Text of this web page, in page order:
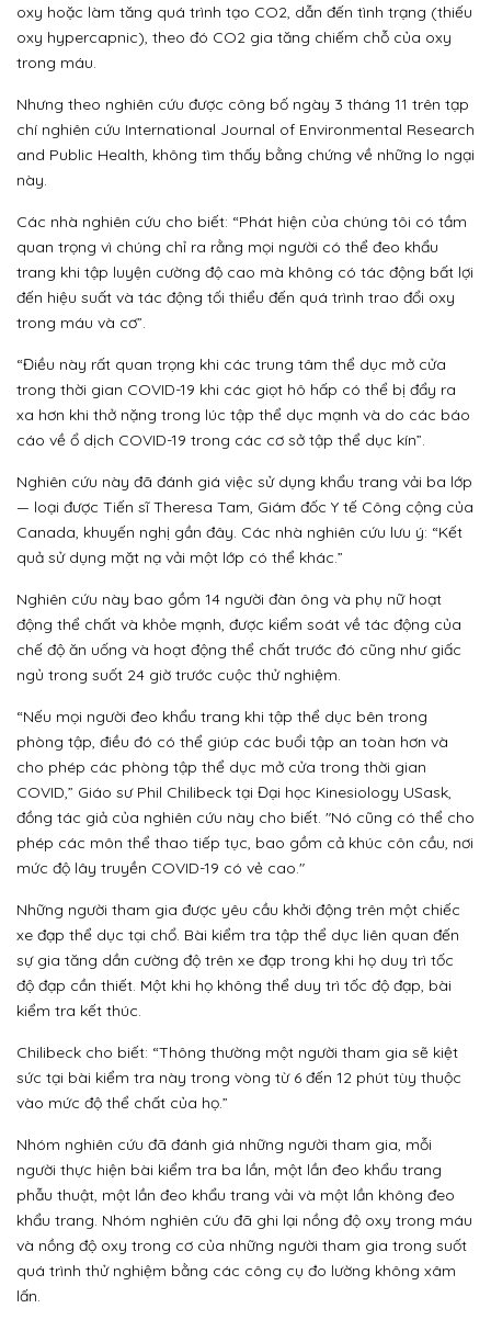
oxy hoặc làm tăng quá trình tạo CO2, dẫn đến tình trạng (thiếu
oxy hypercapnic), theo đó CO2 gia tăng chiếm chỗ của oxy
trong máu.
Nhưng theo nghiên cứu được công bố ngày 3 tháng 11 trên tạp
chí nghiên cứu International Journal of Environmental Research
and Public Health, không tìm thấy bằng chứng về những lo ngại
này.
Các nhà nghiên cứu cho biết: “Phát hiện của chúng tôi có tầm
quan trọng vì chúng chỉ ra rằng mọi người có thể đeo khẩu
trang khi tập luyện cường độ cao mà không có tác động bất lợi
đến hiệu suất và tác động tối thiểu đến quá trình trao đổi oxy
trong máu và cơ”.
“Điều này rất quan trọng khi các trung tâm thể dục mở cửa
trong thời gian COVID-19 khi các giọt hô hấp có thể bị đẩy ra
xa hơn khi thở nặng trong lúc tập thể dục mạnh và do các báo
cáo về ổ dịch COVID-19 trong các cơ sở tập thể dục kín”.
Nghiên cứu này đã đánh giá việc sử dụng khẩu trang vải ba lớp
— loại được Tiến sĩ Theresa Tam, Giám đốc Y tế Công cộng của
Canada, khuyến nghị gần đây. Các nhà nghiên cứu lưu ý: “Kết
quả sử dụng mặt nạ vải một lớp có thể khác.”
Nghiên cứu này bao gồm 14 người đàn ông và phụ nữ hoạt
động thể chất và khỏe mạnh, được kiểm soát về tác động của
chế độ ăn uống và hoạt động thể chất trước đó cũng như giấc
ngủ trong suốt 24 giờ trước cuộc thử nghiệm.
“Nếu mọi người đeo khẩu trang khi tập thể dục bên trong
phòng tập, điều đó có thể giúp các buổi tập an toàn hơn và
cho phép các phòng tập thể dục mở cửa trong thời gian
COVID,” Giáo sư Phil Chilibeck tại Đại học Kinesiology USask,
đồng tác giả của nghiên cứu này cho biết. "Nó cũng có thể cho
phép các môn thể thao tiếp tục, bao gồm cả khúc côn cầu, nơi
mức độ lây truyền COVID-19 có vẻ cao."
Những người tham gia được yêu cầu khởi động trên một chiếc
xe đạp thể dục tại chổ. Bài kiểm tra tập thể dục liên quan đến
sự gia tăng dần cường độ trên xe đạp trong khi họ duy trì tốc
độ đạp cần thiết. Một khi họ không thể duy trì tốc độ đạp, bài
kiểm tra kết thúc.
Chilibeck cho biết: “Thông thường một người tham gia sẽ kiệt
sức tại bài kiểm tra này trong vòng từ 6 đến 12 phút tùy thuộc
vào mức độ thể chất của họ.”
Nhóm nghiên cứu đã đánh giá những người tham gia, mỗi
người thực hiện bài kiểm tra ba lần, một lần đeo khẩu trang
phẫu thuật, một lần đeo khẩu trang vải và một lần không đeo
khẩu trang. Nhóm nghiên cứu đã ghi lại nồng độ oxy trong máu
và nồng độ oxy trong cơ của những người tham gia trong suốt
quá trình thử nghiệm bằng các công cụ đo lường không xâm
lấn.